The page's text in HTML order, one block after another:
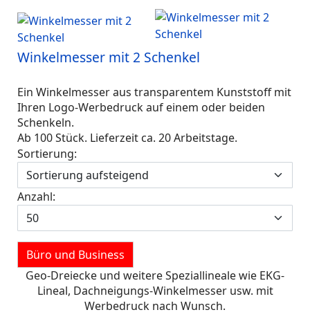
Winkelmesser mit 2 Schenkel
Ein Winkelmesser aus transparentem Kunststoff mit
Ihren Logo-Werbedruck auf einem oder beiden
Schenkeln.
Ab 100 Stück. Lieferzeit ca. 20 Arbeitstage.
Sortierung:
Anzahl:
Büro und Business
Geo-Dreiecke und weitere Speziallineale wie EKG-
Lineal, Dachneigungs-Winkelmesser usw. mit
Werbedruck nach Wunsch.